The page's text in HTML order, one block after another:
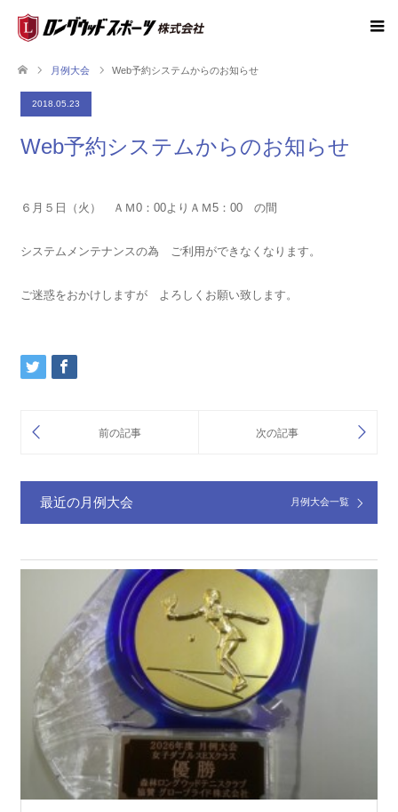
月例大会 Web予約システムからのお知らせ
2018.05.23
Web予約システムからのお知らせ
６月５日（火） ＡＭ0：00よりＡＭ5：00 の間
システムメンテナンスの為 ご利用ができなくなります。
ご迷惑をおかけしますが よろしくお願い致します。
最近の月例大会 月例大会一覧